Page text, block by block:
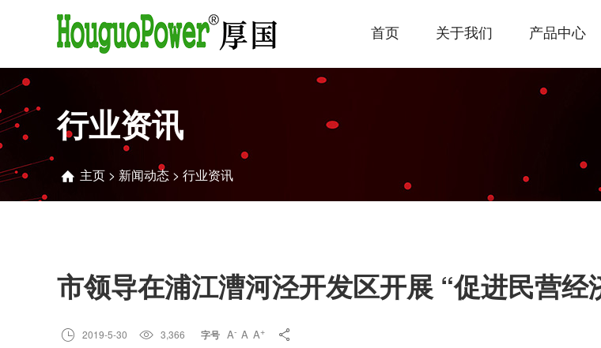
首页 关于我们 产品中心
行业资讯
 主页> 新闻动态> 行业资讯
市领导在浦江漕河泾开发区开展 “促进民营
 2019-5-30  3,366 字号 A- A A+ 